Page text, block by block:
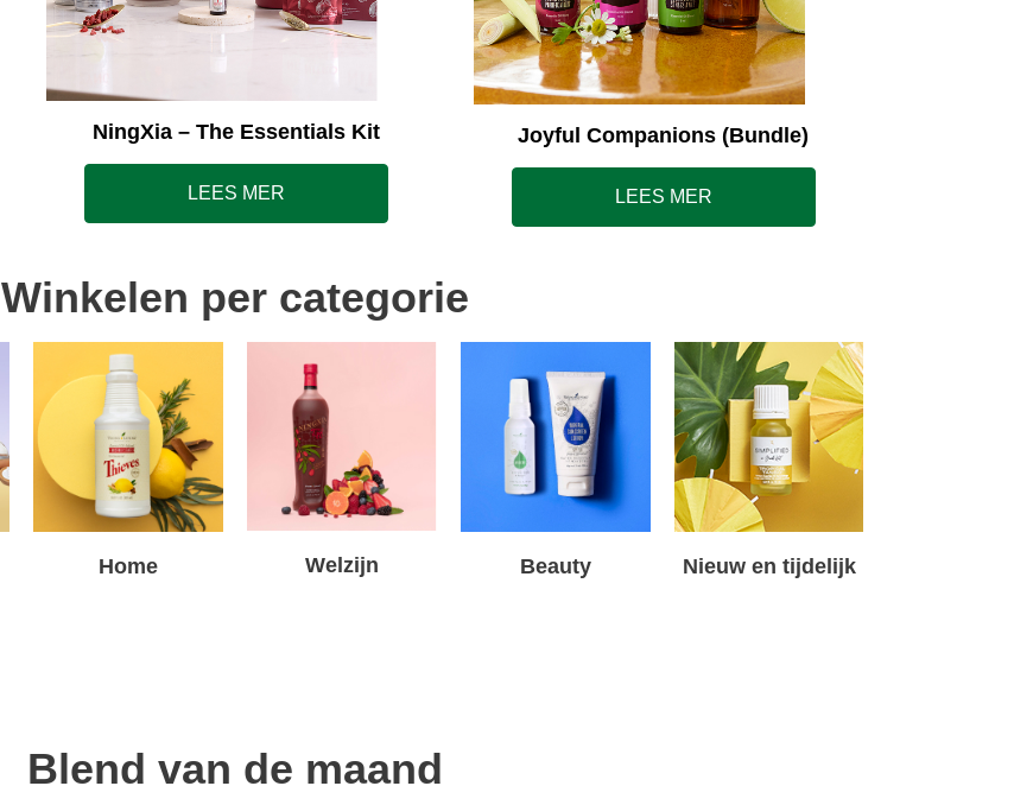
NingXia – The Essentials Kit
LEES MER
Joyful Companions (Bundle)
LEES MER
Winkelen per categorie
Home Welzijn Beauty Nieuw en tijdelijk
Blend van de maand